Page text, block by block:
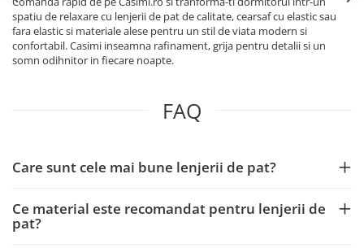
spatiu de relaxare cu lenjerii de pat de calitate, cearsaf cu elastic sau
fara elastic si materiale alese pentru un stil de viata modern si
confortabil. Casimi inseamna rafinament, grija pentru detalii si un
somn odihnitor in fiecare noapte.
FAQ
Care sunt cele mai bune lenjerii de pat?
Ce material este recomandat pentru lenjerii de
pat?